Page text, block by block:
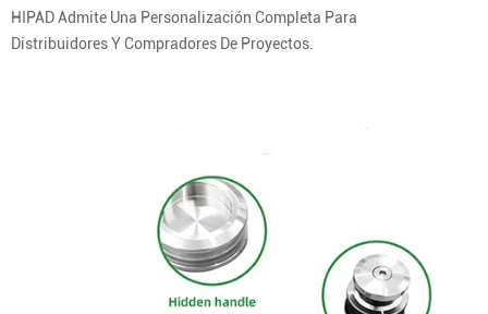
HIPAD Admite Una Personalización Completa Para
Distribuidores Y Compradores De Proyectos.